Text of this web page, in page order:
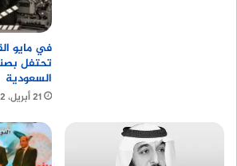
في مايو
تحتفل
السعودية
21 أبريل، 2022